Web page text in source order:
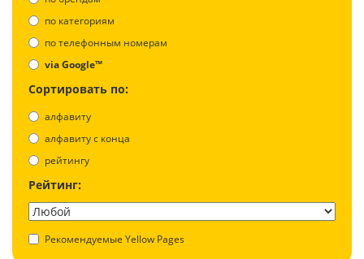
по категориям
по телефонным номерам
via Google™
Сортировать по:
алфавиту
aлфавиту с конца
рейтингу
Рейтинг:
Рекомендуемые Yellow Pages